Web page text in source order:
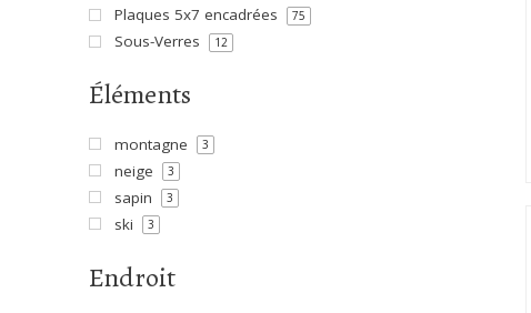
Plaques 5x7 encadrées 75
Sous-Verres 12
Éléments
montagne 3
neige 3
sapin 3
ski 3
Endroit